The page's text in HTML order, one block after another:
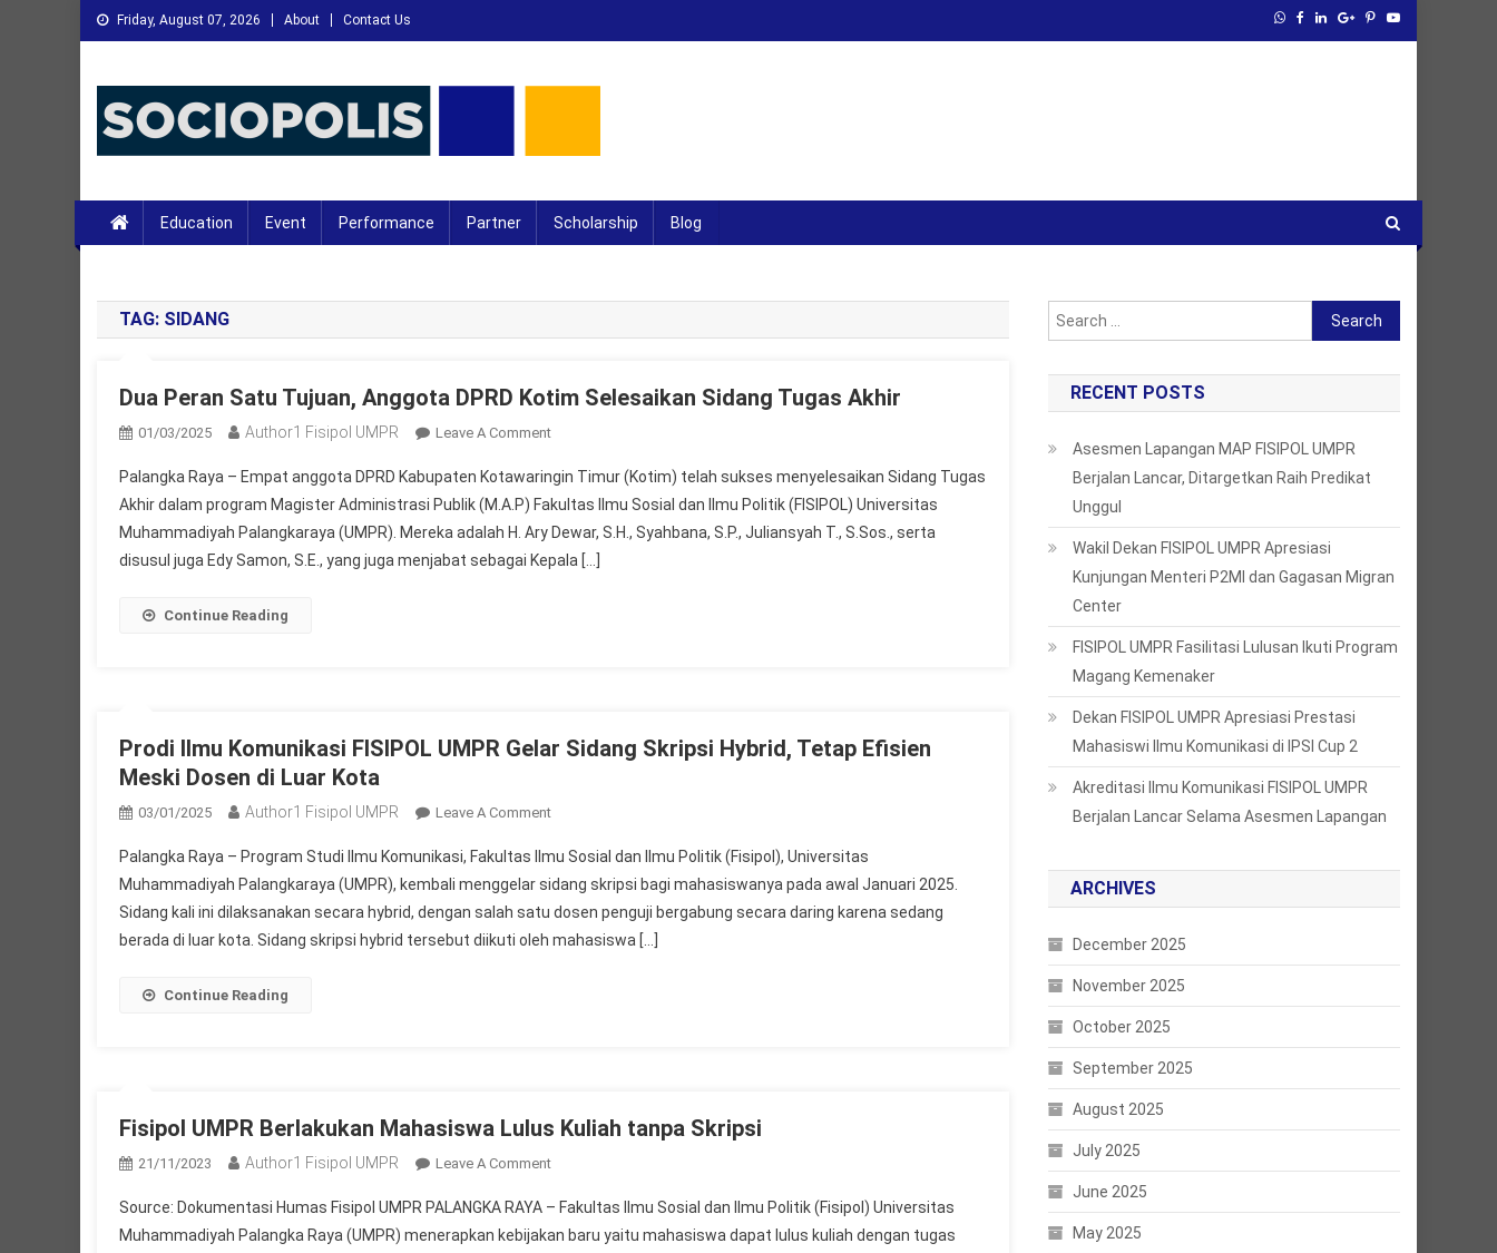
Skip
to
Friday, August 07, 2026 About Contact Us
Education Event Performance Partner Scholarship Blog
TAG: SIDANG
Dua Peran Satu Tujuan, Anggota DPRD Kotim Selesaikan Sidang Tugas Akhir
01/03/2025 Author1 Fisipol UMPR Leave A CommentOn
Peran
Satu
Tujuan,
Anggota
Palangka Raya – Empat anggota DPRD Kabupaten Kotawaringin Timur (Kotim) telah sukses menyelesaikan Sidang Tugas
Akhir dalam program Magister Administrasi Publik (M.A.P) Fakultas Ilmu Sosial dan Ilmu Politik (FISIPOL) Universitas
Muhammadiyah Palangkaraya (UMPR). Mereka adalah H. Ary Dewar, S.H., Syahbana, S.P., Juliansyah T., S.Sos., serta
disusul juga Edy Samon, S.E., yang juga menjabat sebagai Kepala […]
Continue Reading
Prodi Ilmu Komunikasi FISIPOL UMPR Gelar Sidang Skripsi Hybrid, Tetap Efisien
Meski Dosen di Luar Kota
03/01/2025 Author1 Fisipol UMPR Leave A CommentOn
Ilmu
Komunikasi
FISIPOL
UMPR
Meski
Di
Palangka Raya – Program Studi Ilmu Komunikasi, Fakultas Ilmu Sosial dan Ilmu Politik (Fisipol), Universitas
Muhammadiyah Palangkaraya (UMPR), kembali menggelar sidang skripsi bagi mahasiswanya pada awal Januari 2025.
Sidang kali ini dilaksanakan secara hybrid, dengan salah satu dosen penguji bergabung secara daring karena sedang
berada di luar kota. Sidang skripsi hybrid tersebut diikuti oleh mahasiswa […]
Continue Reading
Fisipol UMPR Berlakukan Mahasiswa Lulus Kuliah tanpa Skripsi
21/11/2023 Author1 Fisipol UMPR Leave A CommentOn
UMPR
Berlakukan
Source: Dokumentasi Humas Fisipol UMPR PALANGKA RAYA – Fakultas Ilmu Sosial dan Ilmu Politik (Fisipol) Universitas
Muhammadiyah Palangka Raya (UMPR) menerapkan kebijakan baru yaitu mahasiswa dapat lulus kuliah dengan tugas
Search
for:
RECENT POSTS
Asesmen Lapangan MAP FISIPOL UMPR
Berjalan Lancar, Ditargetkan Raih Predikat
Unggul
Wakil Dekan FISIPOL UMPR Apresiasi
Kunjungan Menteri P2MI dan Gagasan Migran
Center
FISIPOL UMPR Fasilitasi Lulusan Ikuti Program
Magang Kemenaker
Dekan FISIPOL UMPR Apresiasi Prestasi
Mahasiswi Ilmu Komunikasi di IPSI Cup 2
Akreditasi Ilmu Komunikasi FISIPOL UMPR
Berjalan Lancar Selama Asesmen Lapangan
ARCHIVES
December 2025
November 2025
October 2025
September 2025
August 2025
July 2025
June 2025
May 2025